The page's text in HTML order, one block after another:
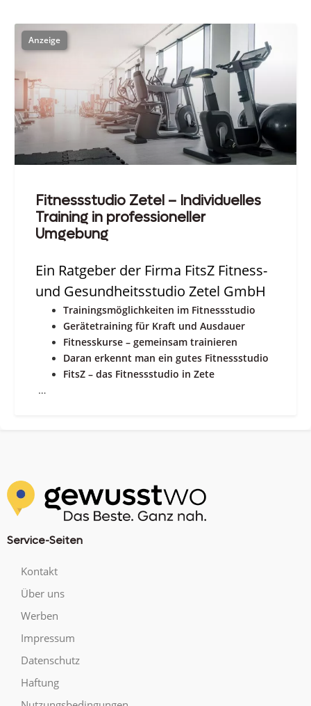
Fitnessstudio Zetel – Individuelles
Training in professioneller
Umgebung
Ein Ratgeber der Firma FitsZ Fitness-
und Gesundheitsstudio Zetel GmbH
Trainingsmöglichkeiten im Fitnessstudio
Gerätetraining für Kraft und Ausdauer
Fitnesskurse – gemeinsam trainieren
Daran erkennt man ein gutes Fitnessstudio
FitsZ – das Fitnessstudio in Zete
…
Service-Seiten
Kontakt
Über uns
Werben
Impressum
Datenschutz
Haftung